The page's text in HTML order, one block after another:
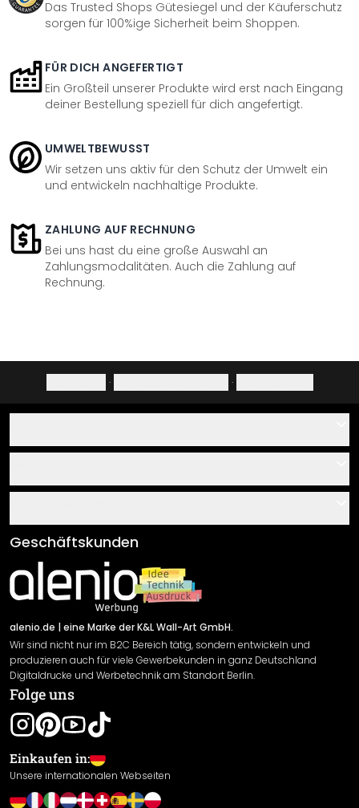
Das Trusted Shops Gütesiegel und der Käuferschutz
sorgen für 100%ige Sicherheit beim Shoppen.
FÜR DICH ANGEFERTIGT
Ein Großteil unserer Produkte wird erst nach Eingang
deiner Bestellung speziell für dich angefertigt.
UMWELTBEWUSST
Wir setzen uns aktiv für den Schutz der Umwelt ein
und entwickeln nachhaltige Produkte.
ZAHLUNG AUF RECHNUNG
Bei uns hast du eine große Auswahl an
Zahlungsmodalitäten. Auch die Zahlung auf
Rechnung.
· ·
Über uns
Klebe- und Montageanleitungen
Newsletter An-/Abmeldung
Sendungsverfolgung
AGB
Impressum
Versand & Zahlung
Rücksendung
Widerrufsrecht
Datenschutzerklärung
Gewährleistung
Leistungserklärung / CE-Zeichen
Cookie Einstellungen
Geschäftskunden
alenio.de | eine Marke der K&L Wall-Art GmbH.
Wir sind nicht nur im B2C Bereich tätig, sondern entwickeln und
produzieren auch für viele Gewerbekunden in ganz Deutschland
Digitaldrucke und Werbetechnik am Standort Berlin.
Folge uns
Einkaufen in:
Unsere internationalen Webseiten